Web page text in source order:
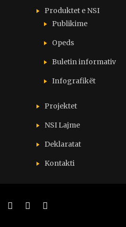
Produktet e NSI
Publikime
Opeds
Buletin informativ
Infografikët
Projektet
NSI Lajme
Deklaratat
Kontakti